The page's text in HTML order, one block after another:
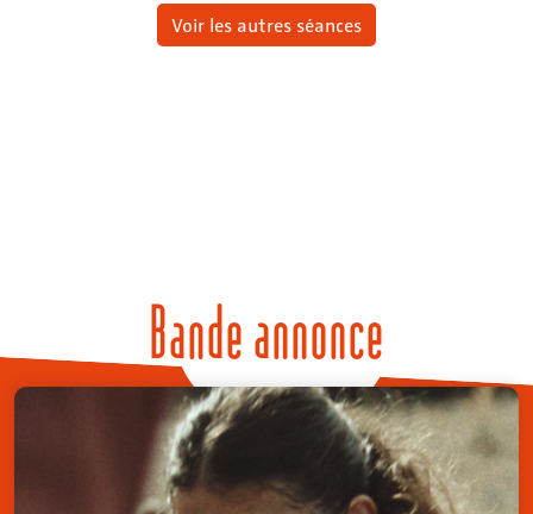
Voir les autres séances
Bande annonce